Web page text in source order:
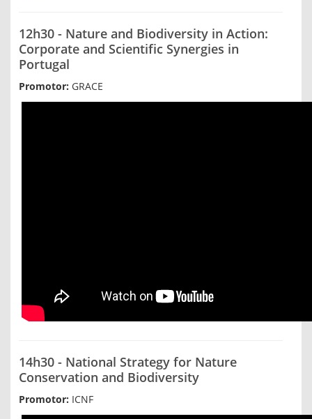
12h30 - Nature and Biodiversity in Action:
Corporate and Scientific Synergies in
Portugal
Promotor: GRACE
14h30 - National Strategy for Nature
Conservation and Biodiversity
Promotor: ICNF